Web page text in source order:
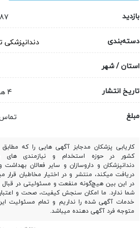
بازدید
687
دسته‌بندی
دندانپزشکی
استان / شهر
تاریخ انتشار
4 هفته قبل
مبلغ
کاریابی پزشکان مدجابز آگهی هایی را که مطابق
کشور در حوزه استخدام و نیازمندی های
دندانپزشکان و داروسازان و سایر فعالان بهداشت
دریافت میکند، منتشر و در اختیار مخاطبان قرار
در این بین هیچ‌گونه منفعت و مسئولیتی در قبال
شما ندارد. ما امکان سنجش کیفیت، صحت و اعتبار
خدمات آگهی شده را نداریم و تمام مسئولیت
متوجه فرد آگهی دهنده میباشد.